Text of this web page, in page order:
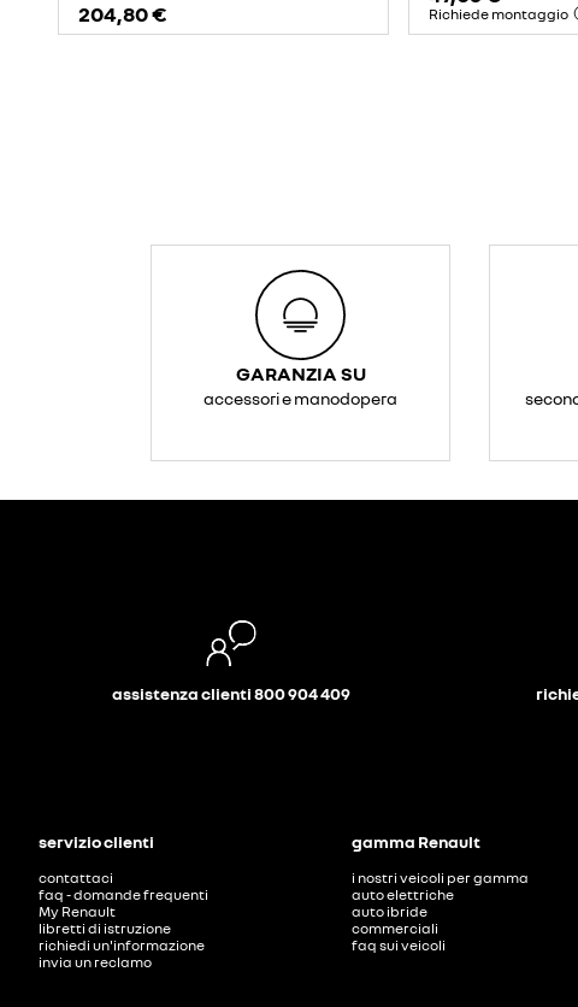
204,80 € Richiede montaggio
GARANZIA SU
accessori e manodopera
assistenza clienti 800 904 409
servizio clienti
contattaci
faq - domande frequenti
My Renault
libretti di istruzione
richiedi un'informazione
invia un reclamo
gamma Renault
i nostri veicoli per gamma
auto elettriche
auto ibride
commerciali
faq sui veicoli